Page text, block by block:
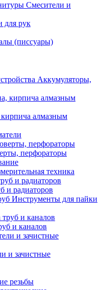
Смесители и
для рук
(писсуары)
Аккумуляторы,
кирпича алмазным
перфораторы
техника
и радиаторов
Инструменты для пайки
и каналов
и зачистные
резьбы